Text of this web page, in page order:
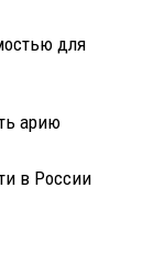
для
арию
в России